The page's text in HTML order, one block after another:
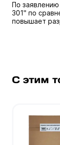
По
301" по
повышает
С этим